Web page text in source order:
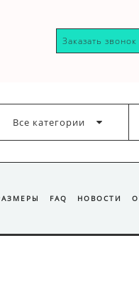
Заказать звонок
Все категории
FAQ НОВОСТИ